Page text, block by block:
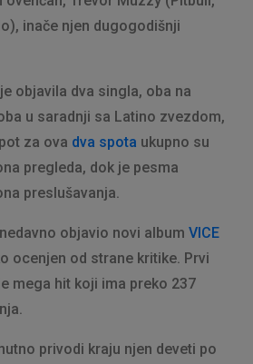
inače njen dugogodišnji
je objavila dva singla, oba na
u saradnji sa Latino zvezdom,
za ova dva spota ukupno su
pregleda, dok je pesma
preslušavanja.
objavio novi album VICE
ocenjen od strane kritike. Prvi
mega hit koji ima preko 237
privodi kraju njen deveti po